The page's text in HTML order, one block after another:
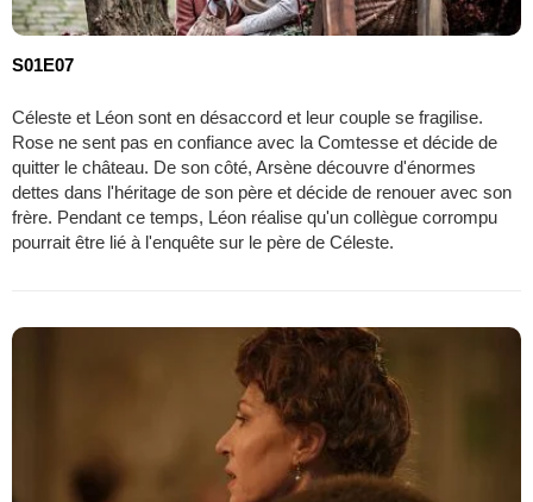
S01E07
Céleste et Léon sont en désaccord et leur couple se fragilise.
Rose ne sent pas en confiance avec la Comtesse et décide de
quitter le château. De son côté, Arsène découvre d'énormes
dettes dans l'héritage de son père et décide de renouer avec son
frère. Pendant ce temps, Léon réalise qu'un collègue corrompu
pourrait être lié à l'enquête sur le père de Céleste.